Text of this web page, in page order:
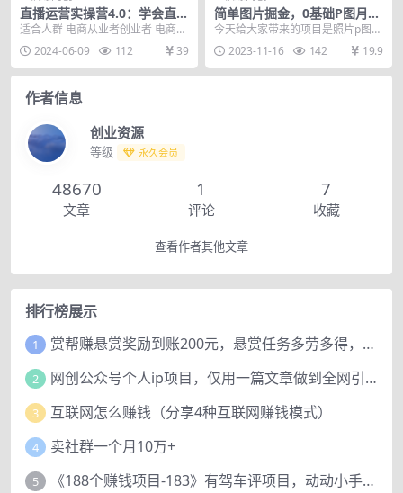
直播运营实操营4.0：学会直播
运营逻辑打造爆量直播间，实
适合人群 电商从业者创业者 电商行
业老板 实体商家转型 内容大纲 第
一课:找对标...
2024-06-09 112 39
简单图片掘金，0基础P图月入
2万+，无脑搬运1分钟搞定
今天给大家带来的项目是照片p图掘
金，用咱们的工具，0基础也可以
做，完全无脑搬运，...
2023-11-16 142 19.9
作者信息
创业资源
等级 永久会员
48670
文章
1
评论
7
收藏
查看作者其他文章
排行榜展示
1 赏帮赚悬赏奖励到账200元，悬赏任务多劳多得，人人可做。
2 网创公众号个人ip项目，仅用一篇文章做到全网引流！
3 互联网怎么赚钱（分享4种互联网赚钱模式）
4 卖社群一个月10万+
5 《188个赚钱项目-183》有驾车评项目，动动小手，复制粘贴赚44元！